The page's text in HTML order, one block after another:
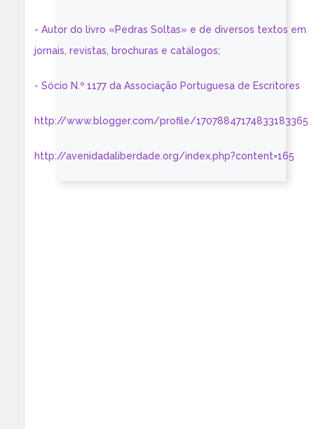
- Autor do livro «Pedras Soltas» e de diversos textos em
jornais, revistas, brochuras e catálogos;
- Sócio N.º 1177 da Associação Portuguesa de Escritores
http://www.blogger.com/profile/17078847174833183365
http://avenidadaliberdade.org/index.php?content=165